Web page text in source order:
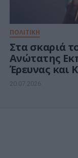
ΠΟΛΙΤΙΚΗ
Στα σκαριά
Ανώτατης
Έρευνας και
20.07.2026